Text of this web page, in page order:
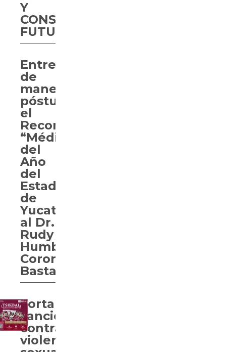
Y
CONSTRUYENDO
FUTURO”
Entregan
de
manera
póstuma
el
Reconocimiento
“Médico
del
Año
del
Estado
de
Yucatán”
al Dr.
Rudy
Humberto
Coronado
Bastarrachea
Fortalecen
sanciones
contra
violencia